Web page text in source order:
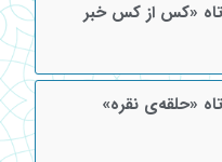
«کس از کس خبر
«حلقه‌ی نقره»